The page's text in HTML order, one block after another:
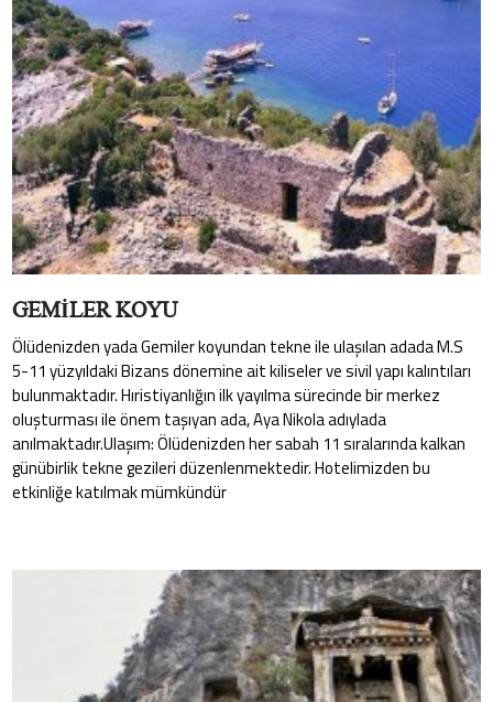
GEMİLER KOYU
Ölüdenizden yada Gemiler koyundan tekne ile ulaşılan adada M.S
5-11 yüzyıldaki Bizans dönemine ait kiliseler ve sivil yapı kalıntıları
bulunmaktadır. Hıristiyanlığın ilk yayılma sürecinde bir merkez
oluşturması ile önem taşıyan ada, Aya Nikola adıylada
anılmaktadır.Ulaşım: Ölüdenizden her sabah 11 sıralarında kalkan
günübirlik tekne gezileri düzenlenmektedir. Hotelimizden bu
etkinliğe katılmak mümkündür